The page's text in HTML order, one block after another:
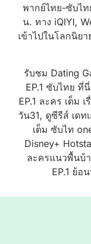
พากย์ไทย-ซับไท
น. ทาง iQIYI,
เข้าไปในโลกนิย
รับชม Dating
EP.1 ซับไทย ที่
EP.1 ละคร เต็ม
วัน31, ดูซีรีส์ เดท
เต็ม ซับไท
Disney+
ละครแนวพื้นบ้
EP.1 ย้อ